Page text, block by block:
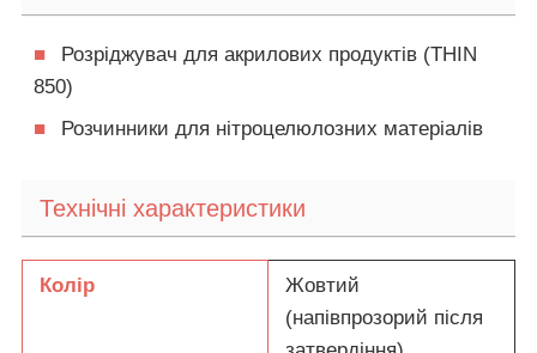
■
Розріджувач для акрилових продуктів (THIN
850)
■
Розчинники для нітроцелюлозних матеріалів
Технічні характеристики
Колір
Жовтий
(напівпрозорий після